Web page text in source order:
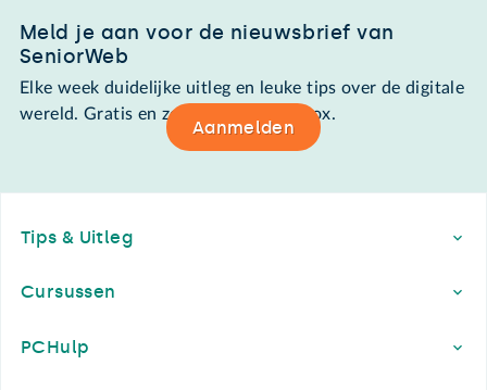
Meld je aan voor de nieuwsbrief van
SeniorWeb
Elke week duidelijke uitleg en leuke tips over de digitale
wereld. Gratis en zomaar in de mailbox.
Aanmelden
Tips & Uitleg
Cursussen
PCHulp